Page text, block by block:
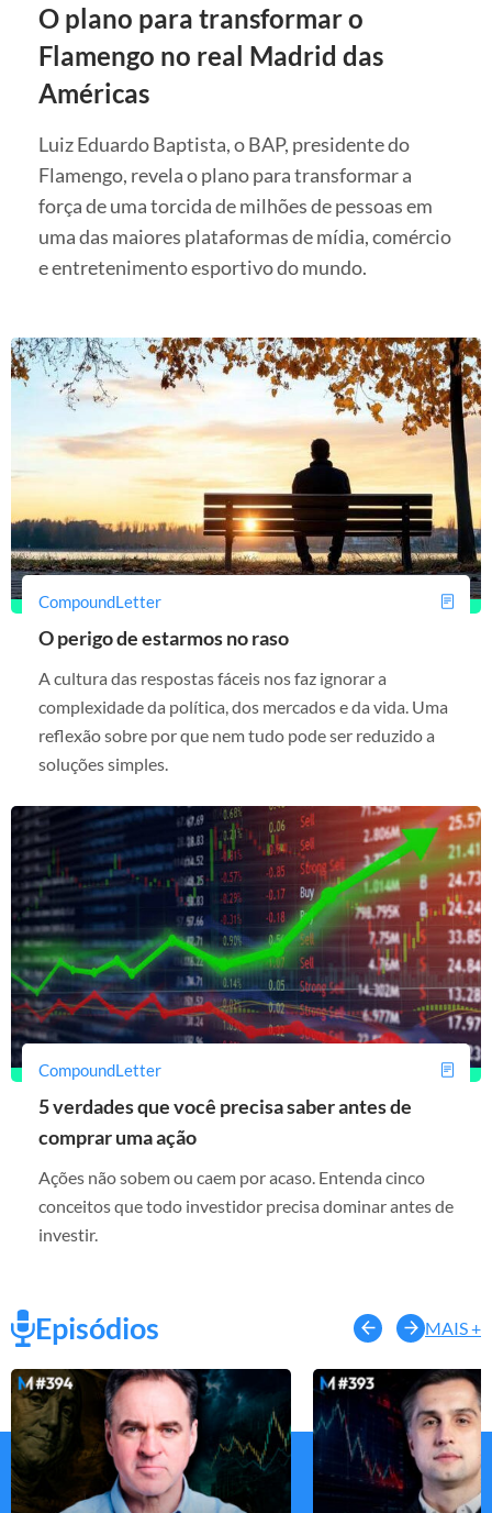
O plano para transformar o
Flamengo no real Madrid das
Américas
Luiz Eduardo Baptista, o BAP, presidente do
Flamengo, revela o plano para transformar a
força de uma torcida de milhões de pessoas em
uma das maiores plataformas de mídia, comércio
e entretenimento esportivo do mundo.
CompoundLetter
O perigo de estarmos no raso
A cultura das respostas fáceis nos faz ignorar a
complexidade da política, dos mercados e da vida. Uma
reflexão sobre por que nem tudo pode ser reduzido a
soluções simples.
CompoundLetter
5 verdades que você precisa saber antes de
comprar uma ação
Ações não sobem ou caem por acaso. Entenda cinco
conceitos que todo investidor precisa dominar antes de
investir.
Episódios MAIS +